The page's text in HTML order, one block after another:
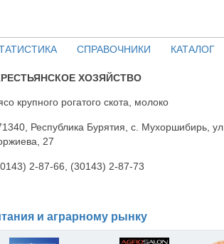
СПРАВОЧНИКИ КАТАЛОГ
ХОЗЯЙСТВО
крупного рогатого скота, молоко
Республика Бурятия, с. Мухоршибирь, ул.
27
2-87-66, (30143) 2-87-73
и аграрному рынку